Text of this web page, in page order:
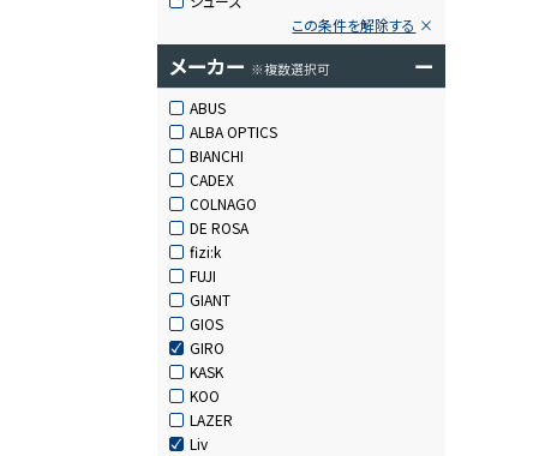
この条件を解除する
メーカー ※複数選択可 ー
ABUS
ALBA OPTICS
BIANCHI
CADEX
COLNAGO
DE ROSA
fizi:k
FUJI
GIANT
GIOS
GIRO
KASK
KOO
LAZER
Liv